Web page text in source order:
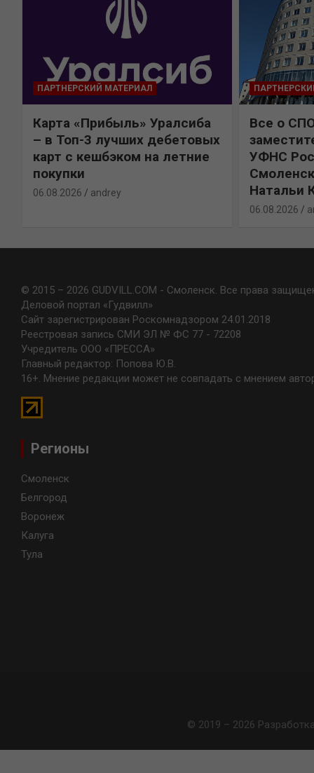
ПАРТНЕРСКИЙ МАТЕРИАЛ
Карта «Прибыль» Уралсиба
– в Топ-3 лучших дебетовых
карт с кешбэком на летние
покупки
06.08.2026 andrey
Все о
УФНС
Натальи
06.08.2026
© 2015 – 2026 GUDVILL.COM - Смоленск. Все права
Деловой портал «Гудвилл»
Сайт зарегистрирован Роскомнадзором 24.01.2018
Реестровая запись СМИ ЭЛ № ФС 77 - 72208
Учредитель ООО «ПРЕССА»
Главный редактор: Попова Ю.В.
16+. Мнение редакции может не совпадать с мнением
Регионы
Смоленск
Белгород
Воронеж
Калуга
Тула
© 2019 – 2026